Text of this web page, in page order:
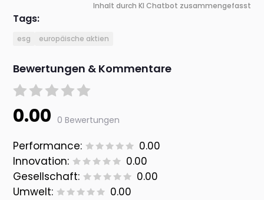
Inhalt durch KI Chatbot zusammengefasst
Tags:
esg europäische aktien
Bewertungen & Kommentare
0.00 0 Bewertungen
Performance:
0.00
Innovation:
0.00
Gesellschaft:
0.00
Umwelt:
0.00